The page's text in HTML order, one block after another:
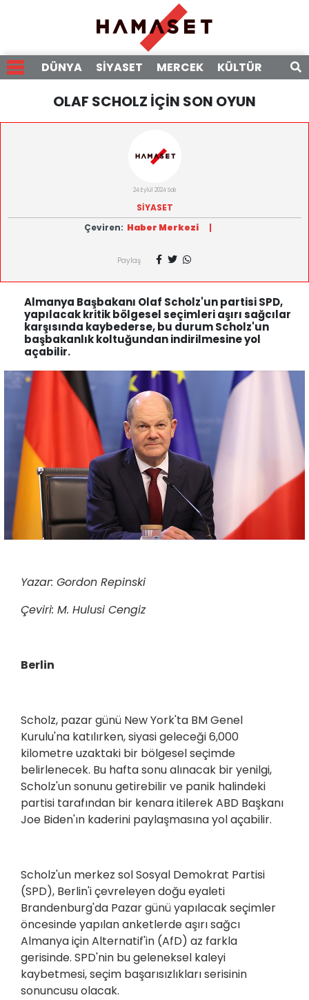
DÜNYA SİYASET MERCEK KÜLTÜR
OLAF SCHOLZ İÇİN SON OYUN
24 Eylül 2024 Salı
SİYASET
Çeviren: Haber Merkezi |
Paylaş
Almanya Başbakanı Olaf Scholz'un partisi SPD,
yapılacak kritik bölgesel seçimleri aşırı sağcılar
karşısında kaybederse, bu durum Scholz'un
başbakanlık koltuğundan indirilmesine yol
açabilir.
Yazar: Gordon Repinski
Çeviri: M. Hulusi Cengiz
Berlin
Scholz, pazar günü New York'ta BM Genel
Kurulu'na katılırken, siyasi geleceği 6,000
kilometre uzaktaki bir bölgesel seçimde
belirlenecek. Bu hafta sonu alınacak bir yenilgi,
Scholz'un sonunu getirebilir ve panik halindeki
partisi tarafından bir kenara itilerek ABD Başkanı
Joe Biden'ın kaderini paylaşmasına yol açabilir.
Scholz'un merkez sol Sosyal Demokrat Partisi
(SPD), Berlin'i çevreleyen doğu eyaleti
Brandenburg'da Pazar günü yapılacak seçimler
öncesinde yapılan anketlerde aşırı sağcı
Almanya için Alternatif'in (AfD) az farkla
gerisinde. SPD'nin bu geleneksel kaleyi
kaybetmesi, seçim başarısızlıkları serisinin
sonuncusu olacak.